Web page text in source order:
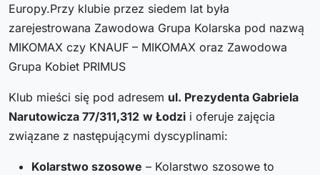
Europy.Przy klubie przez siedem lat była
zarejestrowana Zawodowa Grupa Kolarska pod nazwą
MIKOMAX czy KNAUF – MIKOMAX oraz Zawodowa
Grupa Kobiet PRIMUS
Klub mieści się pod adresem ul. Prezydenta Gabriela
Narutowicza 77/311,312 w Łodzi i oferuje zajęcia
związane z następującymi dyscyplinami:
Kolarstwo szosowe – Kolarstwo szosowe to